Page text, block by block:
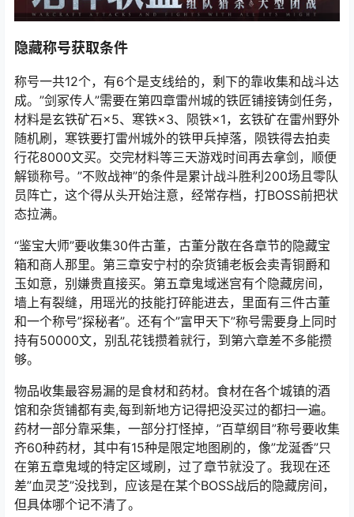
隐藏称号获取条件
称号一共12个，有6个是支线给的，剩下的靠收集和战斗达
成。”剑冢传人”需要在第四章雷州城的铁匠铺接铸剑任务，
材料是玄铁矿石×5、寒铁×3、陨铁×1，玄铁矿在雷州野外
随机刷，寒铁要打雷州城外的铁甲兵掉落，陨铁得去拍卖
行花8000文买。交完材料等三天游戏时间再去拿剑，顺便
解锁称号。”不败战神”的条件是累计战斗胜利200场且零队
员阵亡，这个得从头开始注意，经常存档，打BOSS前把状
态拉满。
“鉴宝大师”要收集30件古董，古董分散在各章节的隐藏宝
箱和商人那里。第三章安宁村的杂货铺老板会卖青铜爵和
玉如意，别嫌贵直接买。第五章鬼域迷宫有个隐藏房间，
墙上有裂缝，用瑶光的技能打碎能进去，里面有三件古董
和一个称号”探秘者”。还有个”富甲天下”称号需要身上同时
持有50000文，别乱花钱攒着就行，到第六章差不多能攒
够。
物品收集最容易漏的是食材和药材。食材在各个城镇的酒
馆和杂货铺都有卖,每到新地方记得把没买过的都扫一遍。
药材一部分靠采集，一部分打怪掉，”百草纲目”称号要收集
齐60种药材，其中有15种是限定地图刷的，像”龙涎香”只
在第五章鬼域的特定区域刷，过了章节就没了。我现在还
差”血灵芝”没找到，应该是在某个BOSS战后的隐藏房间，
但具体哪个记不清了。